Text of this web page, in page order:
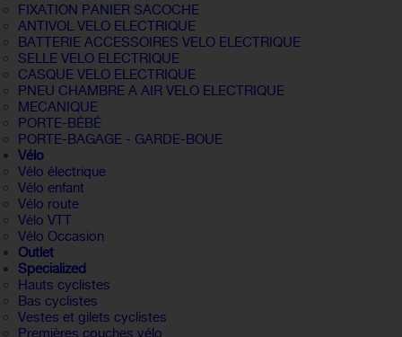
FIXATION PANIER SACOCHE
ANTIVOL VELO ELECTRIQUE
BATTERIE ACCESSOIRES VELO ELECTRIQUE
SELLE VELO ELECTRIQUE
CASQUE VELO ELECTRIQUE
PNEU CHAMBRE A AIR VELO ELECTRIQUE
MECANIQUE
PORTE-BÉBÉ
PORTE-BAGAGE - GARDE-BOUE
Vélo
Vélo électrique
Vélo enfant
Vélo route
Vélo VTT
Vélo Occasion
Outlet
Specialized
Hauts cyclistes
Bas cyclistes
Vestes et gilets cyclistes
Premières couches vélo